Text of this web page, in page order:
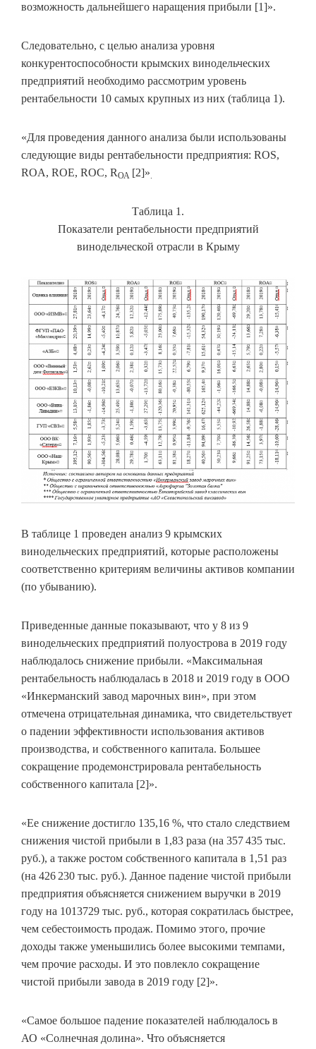
возможность дальнейшего наращения прибыли [1]».
Следовательно, с целью анализа уровня
конкурентоспособности крымских винодельческих
предприятий необходимо рассмотрим уровень
рентабельности 10 самых крупных из них (таблица 1).
«Для проведения данного анализа были использованы
следующие виды рентабельности предприятия: ROS,
ROA, ROE, RОС, RОА [2]».
Таблица 1.
Показатели рентабельности предприятий
винодельческой отрасли в Крыму
В таблице 1 проведен анализ 9 крымских
винодельческих предприятий, которые расположены
соответственно критериям величины активов компании
(по убыванию).
Приведенные данные показывают, что у 8 из 9
винодельческих предприятий полуострова в 2019 году
наблюдалось снижение прибыли. «Максимальная
рентабельность наблюдалась в 2018 и 2019 году в ООО
«Инкерманский завод марочных вин», при этом
отмечена отрицательная динамика, что свидетельствует
о падении эффективности использования активов
производства, и собственного капитала. Большее
сокращение продемонстрировала рентабельность
собственного капитала [2]».
«Ее снижение достигло 135,16 %, что стало следствием
снижения чистой прибыли в 1,83 раза (на 357435 тыс.
руб.), а также ростом собственного капитала в 1,51 раз
(на 426230 тыс. руб.). Данное падение чистой прибыли
предприятия объясняется снижением выручки в 2019
году на 1013729 тыс. руб., которая сократилась быстрее,
чем себестоимость продаж. Помимо этого, прочие
доходы также уменьшились более высокими темпами,
чем прочие расходы. И это повлекло сокращение
чистой прибыли завода в 2019 году [2]».
«Самое большое падение показателей наблюдалось в
АО «Солнечная долина». Что объясняется